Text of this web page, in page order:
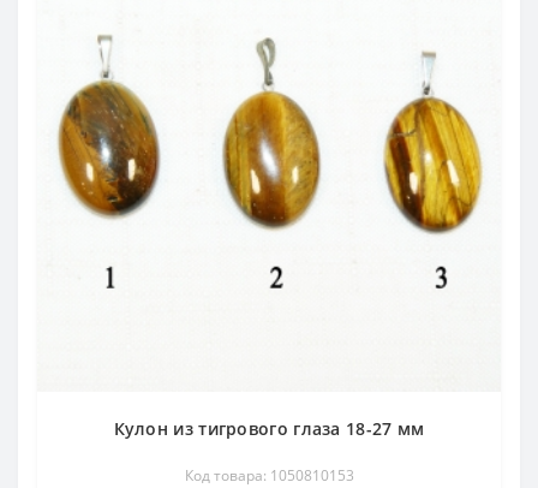
Кулон из тигрового глаза 18-27 мм
Код товара: 1050810153